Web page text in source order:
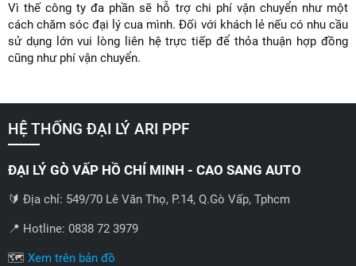
Vì thế công ty đa phần sẽ hỗ trợ chi phí vận chuyển như một
cách chăm sóc đại lý cua mình. Đối với khách lẻ nếu có nhu cầu
sử dụng lớn vui lòng liên hệ trực tiếp để thỏa thuận hợp đồng
cũng như phí vận chuyển.
HỆ THỐNG ĐẠI LÝ ARI PPF
ĐẠI LÝ GÒ VẤP HỒ CHÍ MINH - CAO SANG AUTO
🔰 Địa chỉ: 549/70 Lê Văn Thọ, P.14, Q.Gò Vấp, Tphcm
📍 Hotline: 0838 72 3979
🗺️ Xem trên bản đồ